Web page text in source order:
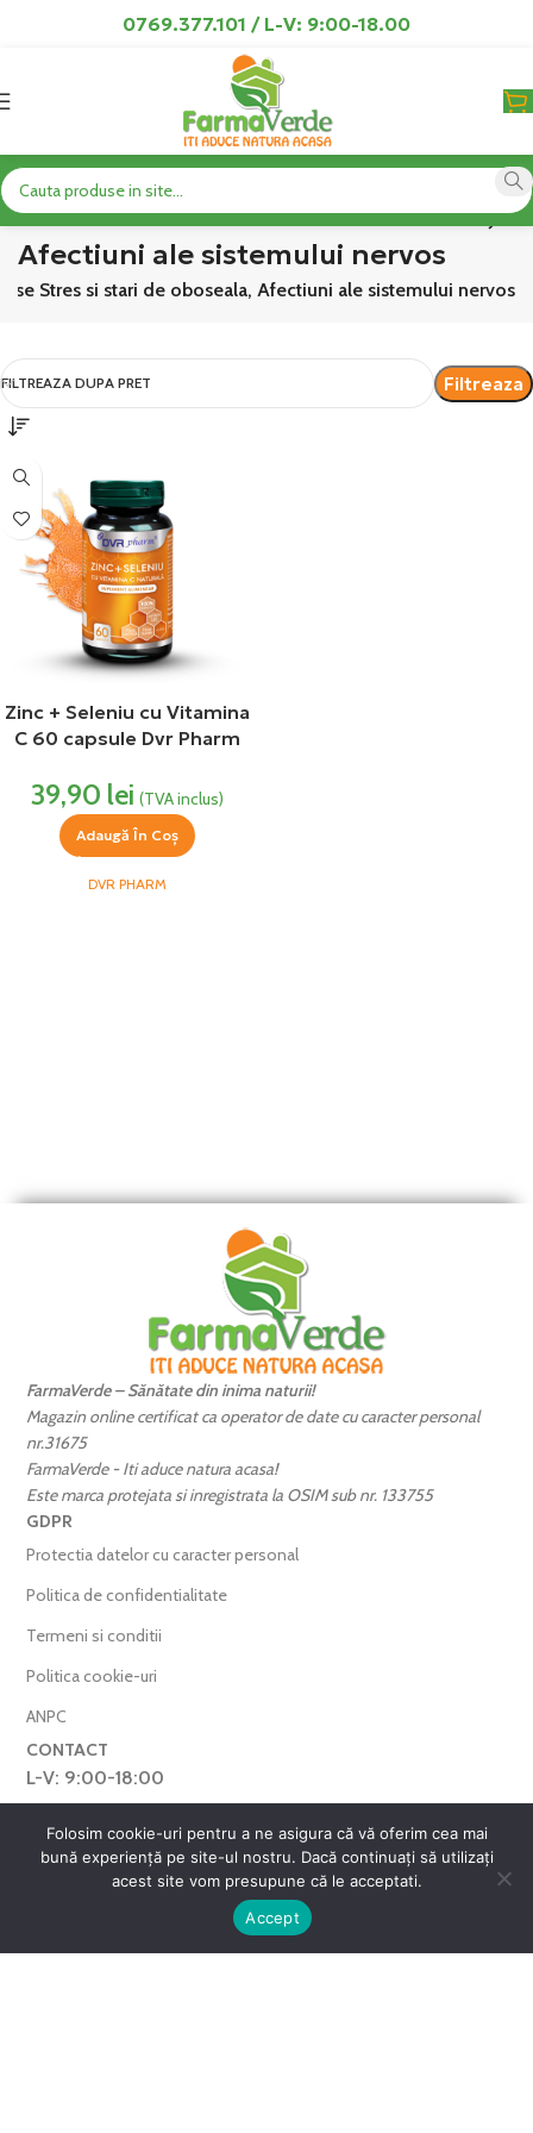
0769.377.101 / L-V: 9:00-18.00
Produse Stres si stari de oboseala,
Afectiuni ale sistemului nervos
Stres si stari de oboseala, Afectiuni ale sistemului nervos
FILTREAZA DUPA PRET Filtreaza
Zinc + Seleniu cu Vitamina
C 60 capsule Dvr Pharm
39,90 lei (TVA inclus)
Adaugă În Coș
DVR PHARM
FarmaVerde – Sănătate din inima naturii!
Magazin online certificat ca operator de date cu caracter personal
nr.31675
FarmaVerde - Iti aduce natura acasa!
Este marca protejata si inregistrata la OSIM sub nr. 133755
GDPR
Protectia datelor cu caracter personal
Politica de confidentialitate
Termeni si conditii
Politica cookie-uri
ANPC
CONTACT
L-V: 9:00-18:00
0769.377.101
farmaverdero@yahoo.com
WhatsApp
Folosim cookie-uri pentru a ne asigura că vă oferim cea mai
bună experiență pe site-ul nostru. Dacă continuați să utilizați
acest site vom presupune că le acceptati.
Accept